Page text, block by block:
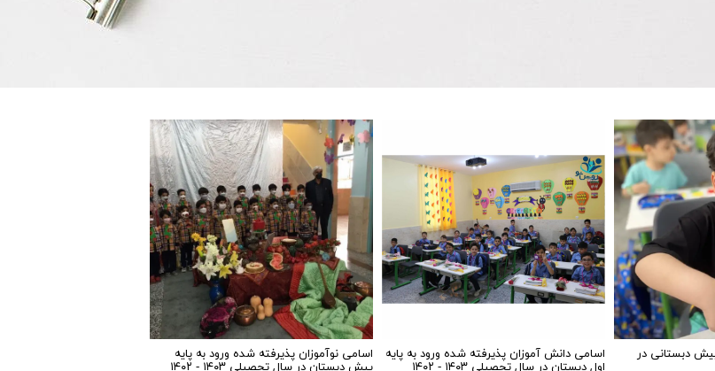
دبستانی در
اسامی دانش آموزان پذیرفته شده ورود به پایه
اول دبستان در سال تحصیلی ۱۴۰۳ - ۱۴۰۲
اسامی نوآموزان پذیرفته شده ورود به پایه
پیش دبستان در سال تحصیلی ۱۴۰۳ - ۱۴۰۲